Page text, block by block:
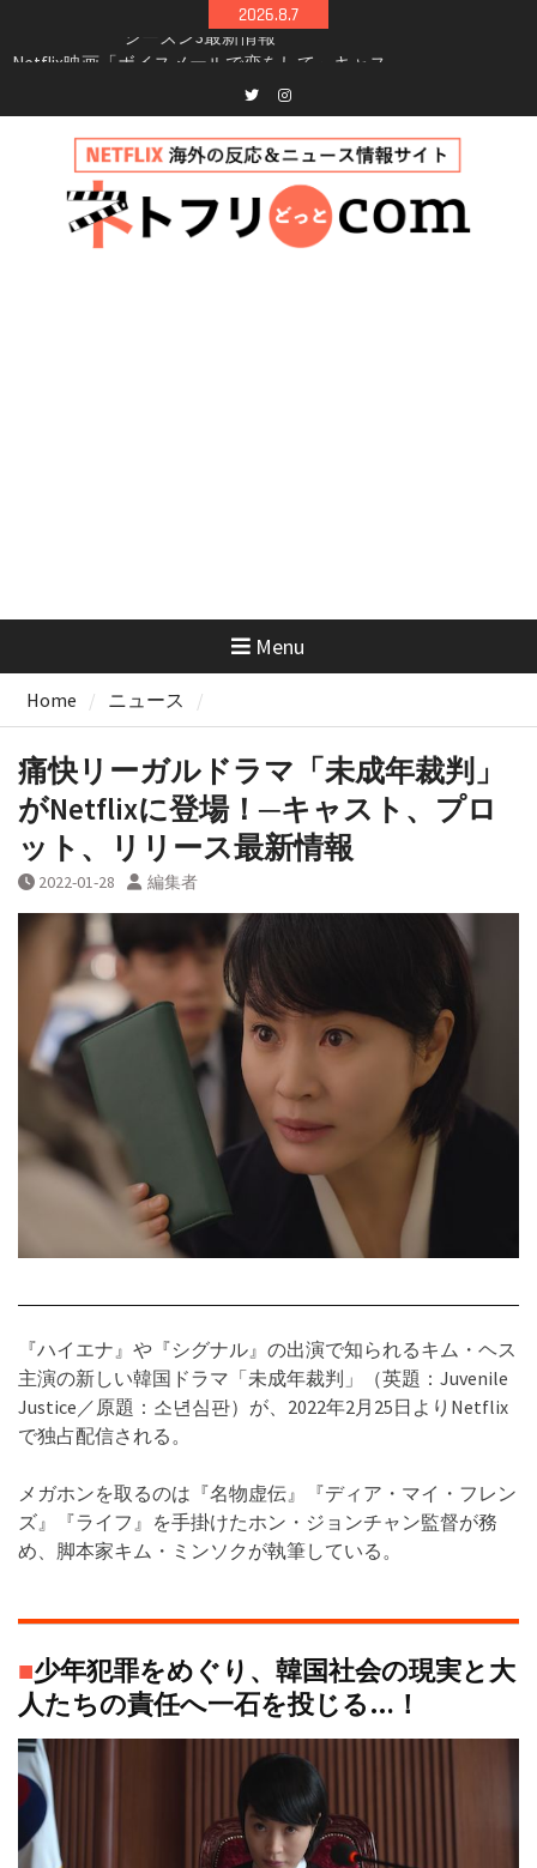
2026.8.7
Netflix映画「ボイスメールで恋をして」キャス
イッチ主演ロマコメ
新決定！2027年撮影開始へ
兄弟大騒動のコメディ映画「リトル・ブラザ
ー」がNetflixで配信！─キャスト・あらすじ・
見どころまとめ
Twitterinstagram
Menu
Home ニュース
痛快リーガルドラマ「未成年裁判」
がNetflixに登場！─キャスト、プロ
ット、リリース最新情報
2022-01-28 編集者
『ハイエナ』や『シグナル』の出演で知られるキム・ヘス
主演の新しい韓国ドラマ「未成年裁判」（英題：Juvenile
Justice／原題：소년심판）が、 2022年2月25日よりNetflix
で独占配信される。
メガホンを取るのは『名物虚伝』『ディア・マイ・フレン
ズ』『ライフ』を手掛けたホン・ジョンチャン監督が務
め、脚本家キム・ミンソクが執筆している。
■少年犯罪をめぐり、韓国社会の現実と大
人たちの責任へ一石を投じる…！